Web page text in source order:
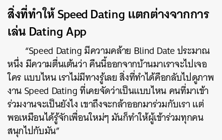
สิ่งที่ทำให้ Speed Dating แตกต่างจากการ
เล่น Dating App
“Speed Dating มีความคล้าย Blind Date ประมาณ
หนึ่ง มีความตื่นเต้นว่า คืนนี้ออกจากบ้านมาเราจะไปเจอ
ใคร แบบไหน เราไม่มีทางรู้เลย สิ่งที่ทำได้คือกลับไปดูภาพ
งาน Speed Dating ที่เคยจัดว่าเป็นแบบไหน คนที่มาเข้า
ร่วมงานจะเป็นยังไง เขาถึงจะกล้าออกมาร่วมกับเรา แต่
พอเหมือนได้รู้จักเพื่อนใหม่ๆ มันก็ทำให้ผู้เข้าร่วมทุกคน
สนุกไปกับมัน”